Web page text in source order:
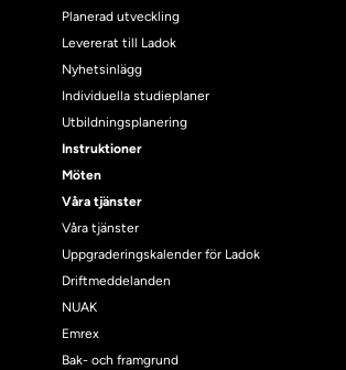
Planerad utveckling
Levererat till Ladok
Nyhetsinlägg
Individuella studieplaner
Utbildningsplanering
Instruktioner
Möten
Våra tjänster
Våra tjänster
Uppgraderingskalender för Ladok
Driftmeddelanden
NUAK
Emrex
Bak- och framgrund